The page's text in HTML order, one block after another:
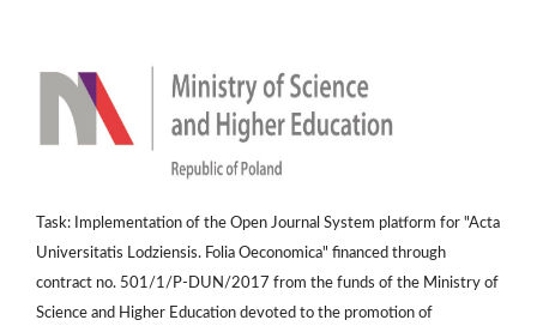
Task: Implementation of the Open Journal System platform for "Acta
Universitatis Lodziensis. Folia Oeconomica" financed through
contract no. 501/1/P-DUN/2017 from the funds of the Ministry of
Science and Higher Education devoted to the promotion of